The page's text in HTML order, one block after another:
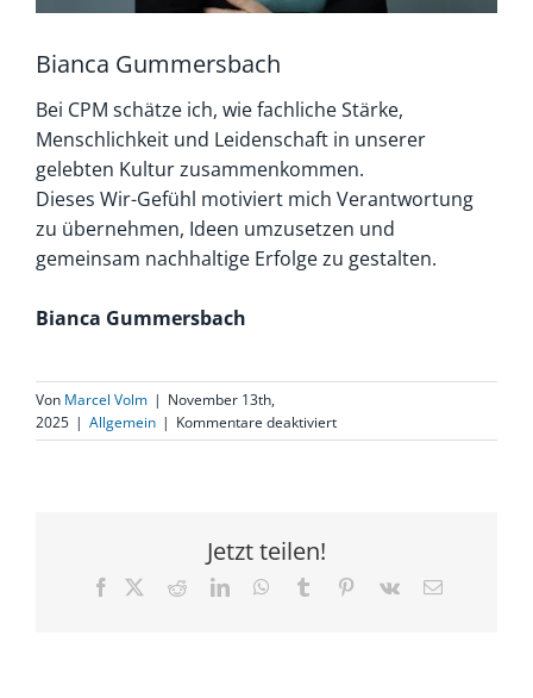
Bianca Gummersbach
Bei CPM schätze ich, wie fachliche Stärke,
Menschlichkeit und Leidenschaft in unserer
gelebten Kultur zusammenkommen.
Dieses Wir-Gefühl motiviert mich Verantwortung
zu übernehmen, Ideen umzusetzen und
gemeinsam nachhaltige Erfolge zu gestalten.
Bianca Gummersbach
Von Marcel Volm | November 13th,
2025 | Allgemein | Kommentare deaktiviertfür
Bianca
Jetzt teilen!
FacebookRedditLinkedInWhatsApp
Tumblr Pinterest
Vk
E-